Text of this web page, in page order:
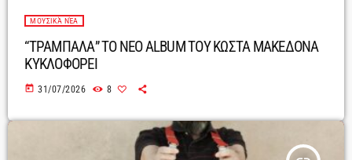
ΜΟΥΣΙΚΆ ΝΈΑ
“ΤΡΑΜΠΑΛΑ” ΤΟ ΝΕΟ ALBUM ΤΟΥ ΚΩΣΤΑ ΜΑΚΕΔΟΝΑ
ΚΥΚΛΟΦΟΡΕΙ
today 31/07/2026 8